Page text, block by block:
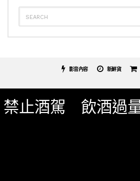
SEARCH
FOR:
影音內容 新鮮貨
禁止酒駕 飲酒過